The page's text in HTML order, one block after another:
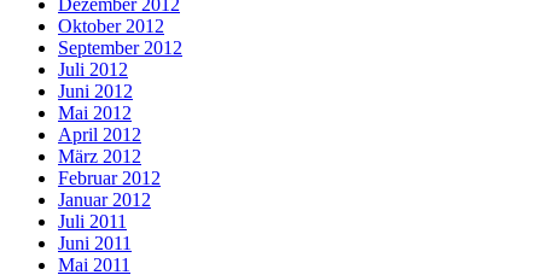
Dezember 2012
Oktober 2012
September 2012
Juli 2012
Juni 2012
Mai 2012
April 2012
März 2012
Februar 2012
Januar 2012
Juli 2011
Juni 2011
Mai 2011